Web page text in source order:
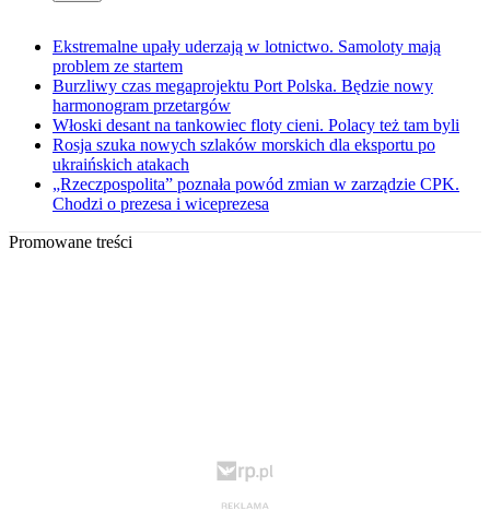
Ekstremalne upały uderzają w lotnictwo. Samoloty mają
problem ze startem
Burzliwy czas megaprojektu Port Polska. Będzie nowy
harmonogram przetargów
Włoski desant na tankowiec floty cieni. Polacy też tam byli
Rosja szuka nowych szlaków morskich dla eksportu po
ukraińskich atakach
„Rzeczpospolita” poznała powód zmian w zarządzie CPK.
Chodzi o prezesa i wiceprezesa
Promowane treści